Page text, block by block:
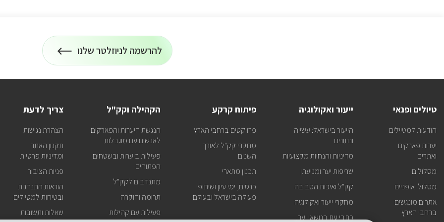
הרשמה
לניוזלטר
להרשמה לניוזלטר שלנו
על
כל
ופעילויות
קק"ל
במייל
טיולים ופנאי
הודעות למטיילים
יערות פארקים
ואתרים
מסלולים
מסלולי אופניים
אתרים מונגשים
ברחבי הארץ
ייעור ואקולוגיה
הייעור בישראל: עשייה
ונתונים
מדיניות והנחיות מקצועיות
שריפות יער ומניעתן
קק"ל ואיכות הסביבה
מחקרי ייעור ואקולוגיה
כתבי עת בנושאי יער,
פיתוח קרקע
פרויקטים ברחבי הארץ
מחקרי קק"ל לאורך
השנים
תכנון מתארי
כנסים, ימי עיון ושיתופי
פעולה בישראל ובעולם
הקהילה וקק"ל
הנגשת היערות והפארקים
לאנשים עם מוגבלות
פעילות ביערות ובשטחים
הפתוחים
מתנדבים לקק"ל
תרומה והוקרה
פעילות עם קהילות
צריך לדעת
הצהרת נגישות
תקנון האתר
ומדיניות פרטיות
פניות הציבור
הוראות התנהגות
ובטיחות למטיילים
שאלות ותשובות